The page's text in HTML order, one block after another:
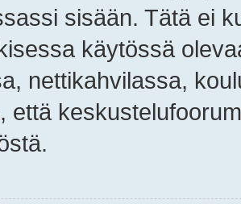
sisään. Tätä ei
käytössä
nettikahvilassa,
että